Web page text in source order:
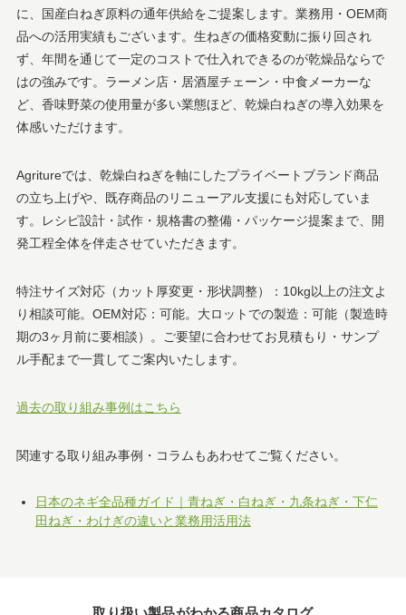
に、国産白ねぎ原料の通年供給をご提案します。業務用・OEM商
品への活用実績もございます。生ねぎの価格変動に振り回され
ず、年間を通じて一定のコストで仕入れできるのが乾燥品ならで
はの強みです。ラーメン店・居酒屋チェーン・中食メーカーな
ど、香味野菜の使用量が多い業態ほど、乾燥白ねぎの導入効果を
体感いただけます。
Agritureでは、乾燥白ねぎを軸にしたプライベートブランド商品
の立ち上げや、既存商品のリニューアル支援にも対応していま
す。レシピ設計・試作・規格書の整備・パッケージ提案まで、開
発工程全体を伴走させていただきます。
特注サイズ対応（カット厚変更・形状調整）：10kg以上の注文よ
り相談可能。OEM対応：可能。大ロットでの製造：可能（製造時
期の3ヶ月前に要相談）。ご要望に合わせてお見積もり・サンプ
ル手配まで一貫してご案内いたします。
過去の取り組み事例はこちら
関連する取り組み事例・コラムもあわせてご覧ください。
日本のネギ全品種ガイド｜青ねぎ・白ねぎ・九条ねぎ・下仁
田ねぎ・わけぎの違いと業務用活用法